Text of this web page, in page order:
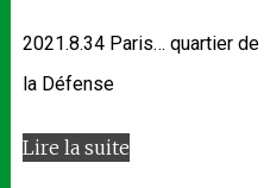
2021.8.34 Paris… quartier de
la Défense
Lire la suite